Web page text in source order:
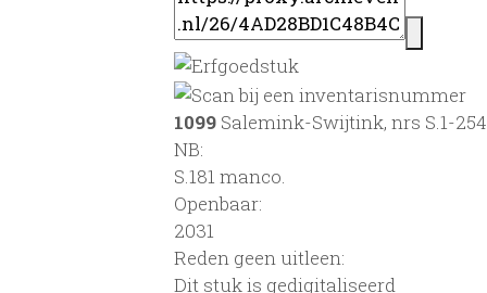
1099 Salemink-Swijtink, nrs S.1-254
NB:
S.181 manco.
Openbaar:
2031
Reden geen uitleen:
Dit stuk is gedigitaliseerd